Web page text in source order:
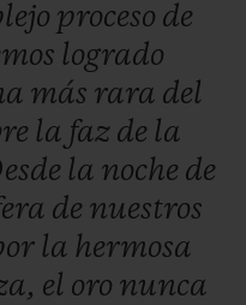
proceso de
logrado
más rara del
la faz de la
la noche de
de nuestros
la hermosa
el oro nunca